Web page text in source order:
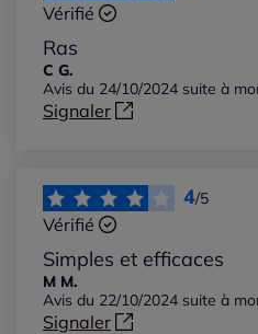
Notes les plus élevées
Vérifié
Ras
C G.
Avis du 24/10/2024 suite à
Signaler
4/5
Vérifié
Simples et efficaces
M M.
Avis du 22/10/2024 suite à
Signaler